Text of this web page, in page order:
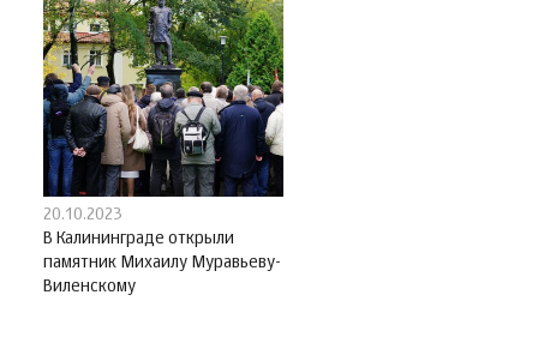
20.10.2023
В Калининграде открыли
памятник Михаилу Муравьеву-
Виленскому